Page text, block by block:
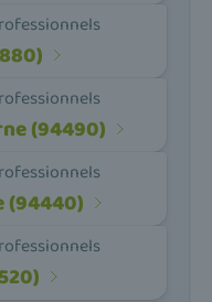
(94490)
(94440)